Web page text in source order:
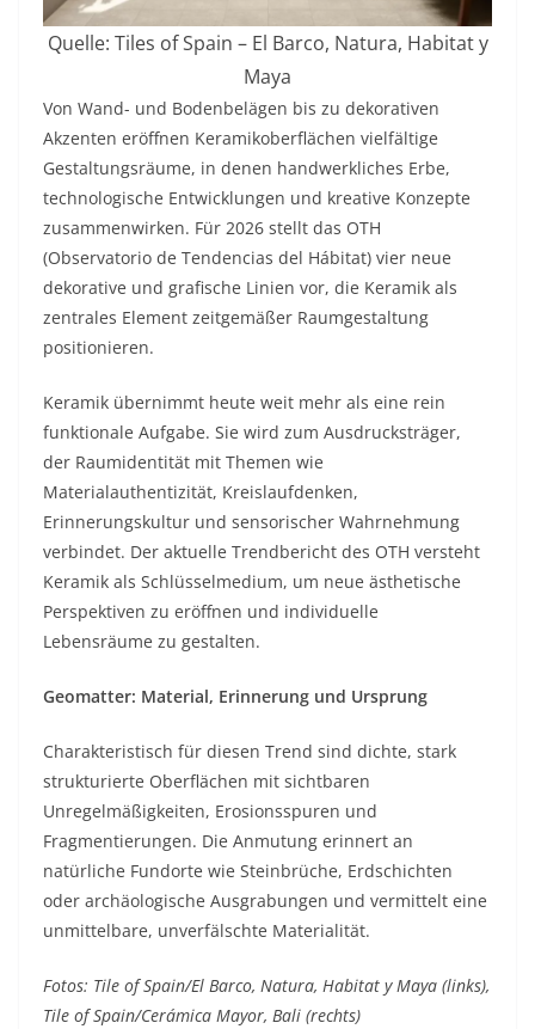
Quelle: Tiles of Spain – El Barco, Natura, Habitat y
Maya
Von Wand- und Bodenbelägen bis zu dekorativen
Akzenten eröffnen Keramikoberflächen vielfältige
Gestaltungsräume, in denen handwerkliches Erbe,
technologische Entwicklungen und kreative Konzepte
zusammenwirken. Für 2026 stellt das OTH
(Observatorio de Tendencias del Hábitat) vier neue
dekorative und grafische Linien vor, die Keramik als
zentrales Element zeitgemäßer Raumgestaltung
positionieren.
Keramik übernimmt heute weit mehr als eine rein
funktionale Aufgabe. Sie wird zum Ausdrucksträger,
der Raumidentität mit Themen wie
Materialauthentizität, Kreislaufdenken,
Erinnerungskultur und sensorischer Wahrnehmung
verbindet. Der aktuelle Trendbericht des OTH versteht
Keramik als Schlüsselmedium, um neue ästhetische
Perspektiven zu eröffnen und individuelle
Lebensräume zu gestalten.
Geomatter: Material, Erinnerung und Ursprung
Charakteristisch für diesen Trend sind dichte, stark
strukturierte Oberflächen mit sichtbaren
Unregelmäßigkeiten, Erosionsspuren und
Fragmentierungen. Die Anmutung erinnert an
natürliche Fundorte wie Steinbrüche, Erdschichten
oder archäologische Ausgrabungen und vermittelt eine
unmittelbare, unverfälschte Materialität.
Fotos: Tile of Spain/El Barco, Natura, Habitat y Maya (links),
Tile of Spain/Cerámica Mayor, Bali (rechts)